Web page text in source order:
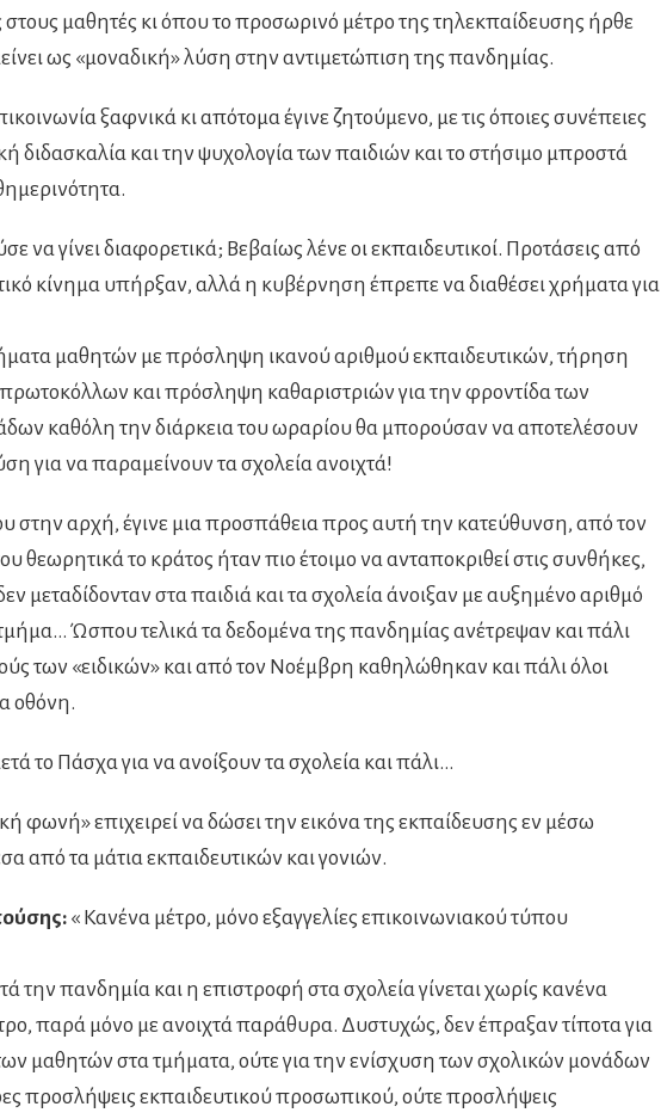
στους μαθητές κι όπου το προσωρινό μέτρο της τηλεκπαίδευσης ήρθε
ως «μοναδική» λύση στην αντιμετώπιση της πανδημίας.
ξαφνικά κι απότομα έγινε ζητούμενο, με τις όποιες συνέπειες
διδασκαλία και την ψυχολογία των παιδιών και το στήσιμο μπροστά
να γίνει διαφορετικά; Βεβαίως λένε οι εκπαιδευτικοί. Προτάσεις από
κίνημα υπήρξαν, αλλά η κυβέρνηση έπρεπε να διαθέσει χρήματα για
μαθητών με πρόσληψη ικανού αριθμού εκπαιδευτικών, τήρηση
και πρόσληψη καθαριστριών για την φροντίδα των
καθόλη την διάρκεια του ωραρίου θα μπορούσαν να αποτελέσουν
για να παραμείνουν τα σχολεία ανοιχτά!
στην αρχή, έγινε μια προσπάθεια προς αυτή την κατεύθυνση, από τον
θεωρητικά το κράτος ήταν πιο έτοιμο να ανταποκριθεί στις συνθήκες,
μεταδίδονταν στα παιδιά και τα σχολεία άνοιξαν με αυξημένο αριθμό
Ώσπου τελικά τα δεδομένα της πανδημίας ανέτρεψαν και πάλι
των «ειδικών» και από τον Νοέμβρη καθηλώθηκαν και πάλι όλοι
οθόνη.
το Πάσχα για να ανοίξουν τα σχολεία και πάλι…
φωνή» επιχειρεί να δώσει την εικόνα της εκπαίδευσης εν μέσω
από τα μάτια εκπαιδευτικών και γονιών.
« Κανένα μέτρο, μόνο εξαγγελίες επικοινωνιακού τύπου
την πανδημία και η επιστροφή στα σχολεία γίνεται χωρίς κανένα
παρά μόνο με ανοιχτά παράθυρα. Δυστυχώς, δεν έπραξαν τίποτα για
μαθητών στα τμήματα, ούτε για την ενίσχυση των σχολικών μονάδων
προσλήψεις εκπαιδευτικού προσωπικού, ούτε προσλήψεις